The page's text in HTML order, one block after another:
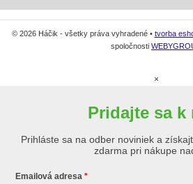
© 2026 Háčik - všetky práva vyhradené • tvorba
spoločnosti
×
Pridajte sa k
Prihláste sa na odber noviniek a
zdarma pri nákupe
Emailová adresa